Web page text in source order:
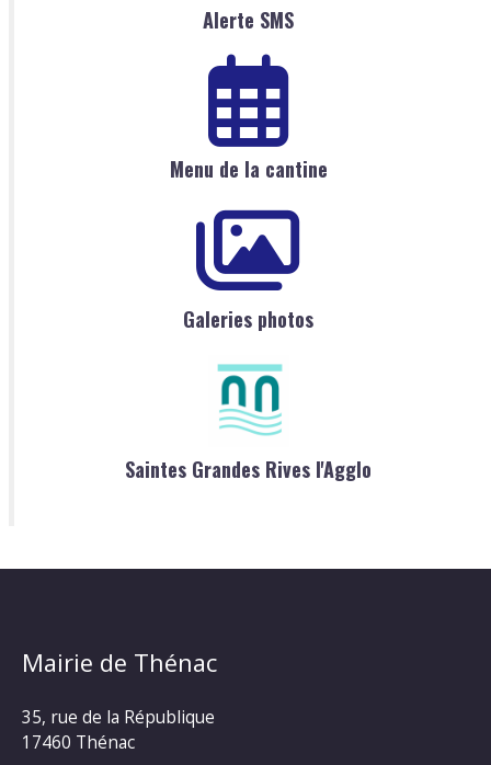
Alerte SMS
Menu de la cantine
Galeries photos
Saintes Grandes Rives l'Agglo
Mairie de Thénac
35, rue de la République
17460 Thénac